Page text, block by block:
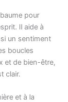
pour
Il aide à
un sentiment
boucles
et de bien-être,
clair.
et à la